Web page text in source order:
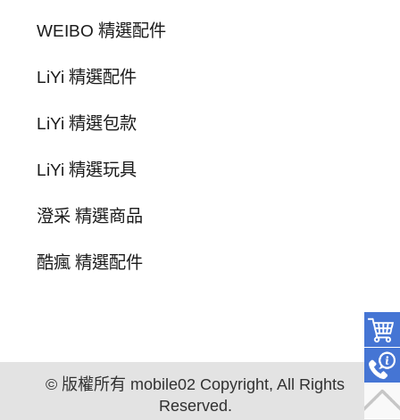
WEIBO 精選配件
LiYi 精選配件
LiYi 精選包款
LiYi 精選玩具
澄采 精選商品
酷瘋 精選配件
© 版權所有 mobile02 Copyright, All Rights
Reserved.